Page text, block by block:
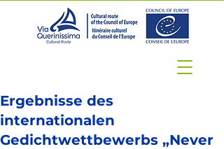
Ergebnisse des
internationalen
Gedichtwettbewerbs „Never